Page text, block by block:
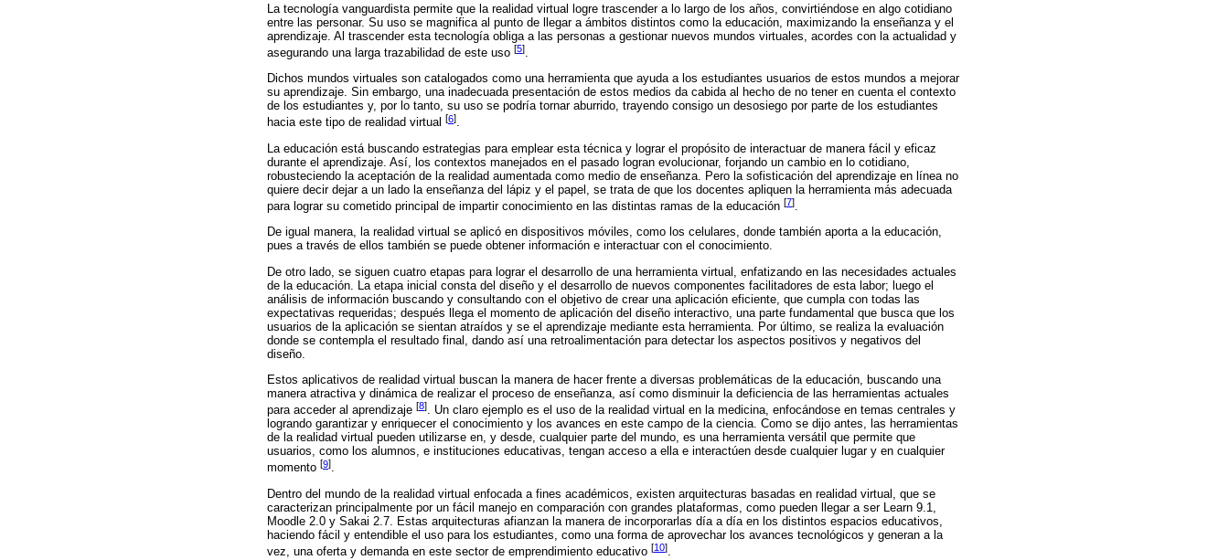
La tecnología vanguardista permite que la realidad virtual logre trascender a lo largo de los años, convirtiéndose en algo cotidiano
entre las personar. Su uso se magnifica al punto de llegar a ámbitos distintos como la educación, maximizando la enseñanza y el
aprendizaje. Al trascender esta tecnología obliga a las personas a gestionar nuevos mundos virtuales, acordes con la actualidad y
asegurando una larga trazabilidad de este uso [5].
Dichos mundos virtuales son catalogados como una herramienta que ayuda a los estudiantes usuarios de estos mundos a mejorar
su aprendizaje. Sin embargo, una inadecuada presentación de estos medios da cabida al hecho de no tener en cuenta el contexto
de los estudiantes y, por lo tanto, su uso se podría tornar aburrido, trayendo consigo un desosiego por parte de los estudiantes
hacia este tipo de realidad virtual [6].
La educación está buscando estrategias para emplear esta técnica y lograr el propósito de interactuar de manera fácil y eficaz
durante el aprendizaje. Así, los contextos manejados en el pasado logran evolucionar, forjando un cambio en lo cotidiano,
robusteciendo la aceptación de la realidad aumentada como medio de enseñanza. Pero la sofisticación del aprendizaje en línea no
quiere decir dejar a un lado la enseñanza del lápiz y el papel, se trata de que los docentes apliquen la herramienta más adecuada
para lograr su cometido principal de impartir conocimiento en las distintas ramas de la educación [7].
De igual manera, la realidad virtual se aplicó en dispositivos móviles, como los celulares, donde también aporta a la educación,
pues a través de ellos también se puede obtener información e interactuar con el conocimiento.
De otro lado, se siguen cuatro etapas para lograr el desarrollo de una herramienta virtual, enfatizando en las necesidades actuales
de la educación. La etapa inicial consta del diseño y el desarrollo de nuevos componentes facilitadores de esta labor; luego el
análisis de información buscando y consultando con el objetivo de crear una aplicación eficiente, que cumpla con todas las
expectativas requeridas; después llega el momento de aplicación del diseño interactivo, una parte fundamental que busca que los
usuarios de la aplicación se sientan atraídos y se el aprendizaje mediante esta herramienta. Por último, se realiza la evaluación
donde se contempla el resultado final, dando así una retroalimentación para detectar los aspectos positivos y negativos del
diseño.
Estos aplicativos de realidad virtual buscan la manera de hacer frente a diversas problemáticas de la educación, buscando una
manera atractiva y dinámica de realizar el proceso de enseñanza, así como disminuir la deficiencia de las herramientas actuales
para acceder al aprendizaje [8]. Un claro ejemplo es el uso de la realidad virtual en la medicina, enfocándose en temas centrales y
logrando garantizar y enriquecer el conocimiento y los avances en este campo de la ciencia. Como se dijo antes, las herramientas
de la realidad virtual pueden utilizarse en, y desde, cualquier parte del mundo, es una herramienta versátil que permite que
usuarios, como los alumnos, e instituciones educativas, tengan acceso a ella e interactúen desde cualquier lugar y en cualquier
momento [9].
Dentro del mundo de la realidad virtual enfocada a fines académicos, existen arquitecturas basadas en realidad virtual, que se
caracterizan principalmente por un fácil manejo en comparación con grandes plataformas, como pueden llegar a ser Learn 9.1,
Moodle 2.0 y Sakai 2.7. Estas arquitecturas afianzan la manera de incorporarlas día a día en los distintos espacios educativos,
haciendo fácil y entendible el uso para los estudiantes, como una forma de aprovechar los avances tecnológicos y generan a la
vez, una oferta y demanda en este sector de emprendimiento educativo [10].